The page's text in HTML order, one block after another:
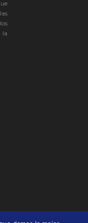
la